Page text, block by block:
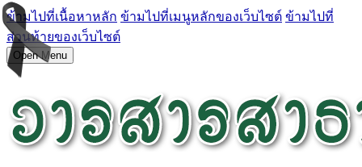
ข้ามไปที่เนื้อหาหลัก ข้ามไปที่เมนูหลักของเว็บไซต์ ข้ามไปที่
ส่วนท้ายของเว็บไซต์
Open Menu